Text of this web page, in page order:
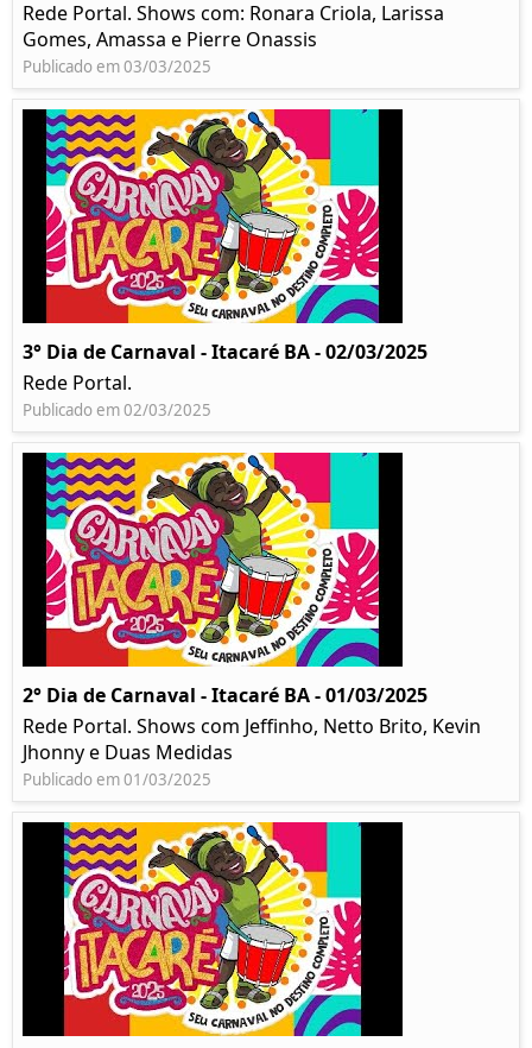
Rede Portal. Shows com: Ronara Criola, Larissa
Gomes, Amassa e Pierre Onassis
Publicado em 03/03/2025
3° Dia de Carnaval - Itacaré BA - 02/03/2025
Rede Portal.
Publicado em 02/03/2025
2° Dia de Carnaval - Itacaré BA - 01/03/2025
Rede Portal. Shows com Jeffinho, Netto Brito, Kevin
Jhonny e Duas Medidas
Publicado em 01/03/2025